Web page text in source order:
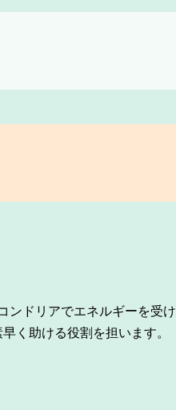
ンドリアでエネルギーを受
く助ける役割を担います。